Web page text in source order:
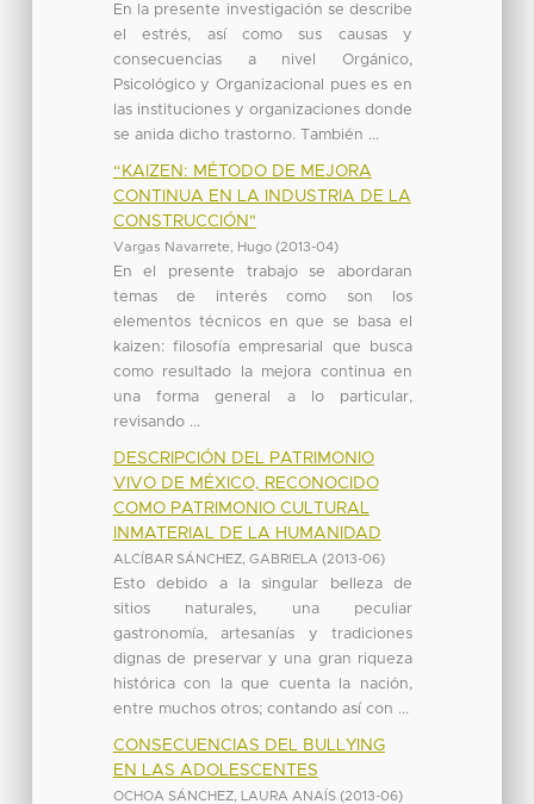
En la presente investigación se describe
el estrés, así como sus causas y
consecuencias a nivel Orgánico,
Psicológico y Organizacional pues es en
las instituciones y organizaciones donde
se anida dicho trastorno. También ...
“KAIZEN: MÉTODO DE MEJORA
CONTINUA EN LA INDUSTRIA DE LA
CONSTRUCCIÓN"
Vargas Navarrete, Hugo (2013-04)
En el presente trabajo se abordaran
temas de interés como son los
elementos técnicos en que se basa el
kaizen: filosofía empresarial que busca
como resultado la mejora continua en
una forma general a lo particular,
revisando ...
DESCRIPCIÓN DEL PATRIMONIO
VIVO DE MÉXICO, RECONOCIDO
COMO PATRIMONIO CULTURAL
INMATERIAL DE LA HUMANIDAD
ALCÍBAR SÁNCHEZ, GABRIELA (2013-06)
Esto debido a la singular belleza de
sitios naturales, una peculiar
gastronomía, artesanías y tradiciones
dignas de preservar y una gran riqueza
histórica con la que cuenta la nación,
entre muchos otros; contando así con ...
CONSECUENCIAS DEL BULLYING
EN LAS ADOLESCENTES
OCHOA SÁNCHEZ, LAURA ANAÍS (2013-06)